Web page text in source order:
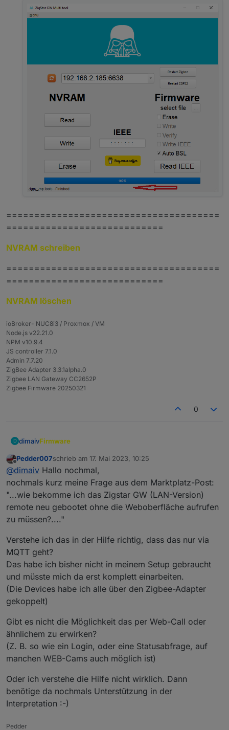
======================================
============================
NVRAM schreiben
======================================
============================
NVRAM löschen
ioBroker- NUC8i3 / Proxmox / VM
Node.js v22.21.0
NPM v10.9.4
JS controller 7.1.0
Admin 7.7.20
ZigBee Adapter 3.3.1alpha.0
Zigbee LAN Gateway CC2652P
Zigbee Firmware 20250321
0
D dimaivFirmware
Stick mit einem Ebyte Modul: Aktuele Firmware
Stick mit einem RF-Star Modul:Aktuelle Firmware
ZigStar GW Multi tool- Zigbee Modul flashen oder
NVRAM löschen/schreiben/sichern
Multitool
Für WindowsZigStarGW-MT-x64.exe.zipladen.
===============================
Zigbee Firmware updaten/downgraden- Geräte
bleiben angelernt
Ordner "/opt/iobroker/iobroker-data/zigbee_x/"
auf ihrem Datenträger sichern/kopieren! (x =
zigbee Instanz Nummer)
NVRAM sichern (NVRAM Read) !!!
Zigbee Firmware flashen/schreiben.
NVRAM löschen (NVRAM Erase)
Vorher gesicherte ( Punkt 4 ) NVRAM.json Datei
Gateway vom Strom für 1 Minute nehmen und
wieder dran machen.
Zigbee Firmware updaten/downgraden
neu Einrichtung
Zigbee Adapter Instanz stopen !!!
Firmware downloaden.
Ordner "/opt/iobroker/iobroker-data/zigbee_x/"
auf ihrem Datenträger leeren/löschen (x = zigbee
Zigbee Firmware flashen/schreiben.
Gateway vom Strom für 1 Minute nehmen und
wieder dran machen.
======================================
================================
Firmware flashen/schreiben
Multitool runterladen, entpacken, starten.
Aktuele Firmware auswählen (vorher eventuell
entpacken) (1), vier Hacken setzen (2), und Start
======================================
=============================
NVRAM sichern
Offline
Pedder007schrieb am 17. Mai 2023, 10:25
zuletzt editiert von
@dimaiv Hallo nochmal,
nochmals kurz meine Frage aus dem Marktplatz-Post:
"...wie bekomme ich das Zigstar GW (LAN-Version)
remote neu gebootet ohne die Weboberfläche aufrufen
zu müssen?...."
Verstehe ich das in der Hilfe richtig, dass das nur via
MQTT geht?
Das habe ich bisher nicht in meinem Setup gebraucht
und müsste mich da erst komplett einarbeiten.
(Die Devices habe ich alle über den Zigbee-Adapter
gekoppelt)
Gibt es nicht die Möglichkeit das per Web-Call oder
ähnlichem zu erwirken?
(Z. B. so wie ein Login, oder eine Statusabfrage, auf
manchen WEB-Cams auch möglich ist)
Oder ich verstehe die Hilfe nicht wirklich. Dann
benötige da nochmals Unterstützung in der
Interpretation :-)
Pedder